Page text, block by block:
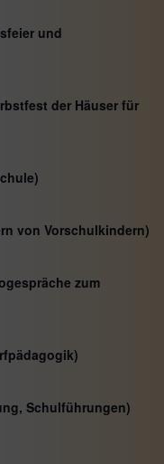
und
der Häuser für
von Vorschulkindern)
zum
Schulführungen)